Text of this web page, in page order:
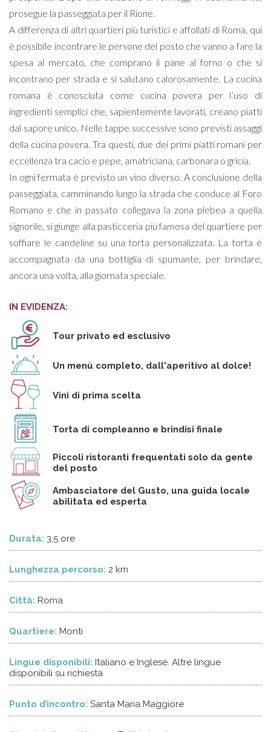
prosegue la passeggiata per il Rione.
A differenza di altri quartieri più turistici e affollati di Roma, qui
è possibile incontrare le persone del posto che vanno a fare la
spesa al mercato, che comprano il pane al forno o che si
incontrano per strada e si salutano calorosamente. La cucina
romana è conosciuta come cucina povera per l’uso di
ingredienti semplici che, sapientemente lavorati, creano piatti
dal sapore unico. Nelle tappe successive sono previsti assaggi
della cucina povera. Tra questi, due dei primi piatti romani per
eccellenza tra cacio e pepe, amatriciana, carbonara o gricia.
In ogni fermata è previsto un vino diverso. A conclusione della
passeggiata, camminando lungo la strada che conduce al Foro
Romano e che in passato collegava la zona plebea a quella
signorile, si giunge alla pasticceria più famosa del quartiere per
soffiare le candeline su una torta personalizzata. La torta è
accompagnata da una bottiglia di spumante, per brindare,
ancora una volta, alla giornata speciale.
IN EVIDENZA:
Tour privato ed esclusivo
Un menù completo, dall'aperitivo al dolce!
Vini di prima scelta
Torta di compleanno e brindisi finale
Piccoli ristoranti frequentati solo da gente
del posto
Ambasciatore del Gusto, una guida locale
abilitata ed esperta
Durata: 3,5 ore
Lunghezza percorso: 2 km
Città: Roma
Quartiere: Monti
Lingue disponibili: Italiano e Inglese. Altre lingue
disponibili su richiesta
Punto d’incontro: Santa Maria Maggiore